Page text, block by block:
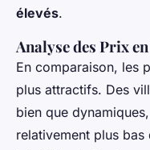
élevés.
Analyse des Prix
En comparaison, les
plus attractifs. Des
bien que
relativement plus bas